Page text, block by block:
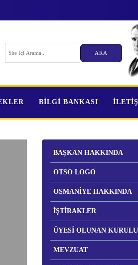
BİLGİ BANKASI
BAŞKAN HAKKINDA
OTSO LOGO
OSMANİYE HAKKINDA
İŞTİRAKLER
ÜYESİ OLUNAN
MEVZUAT